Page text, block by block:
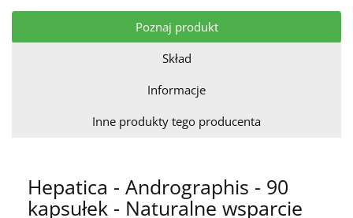
Poznaj produkt
Skład
Informacje
Inne produkty tego producenta
Hepatica - Andrographis - 90
kapsułek - Naturalne wsparcie